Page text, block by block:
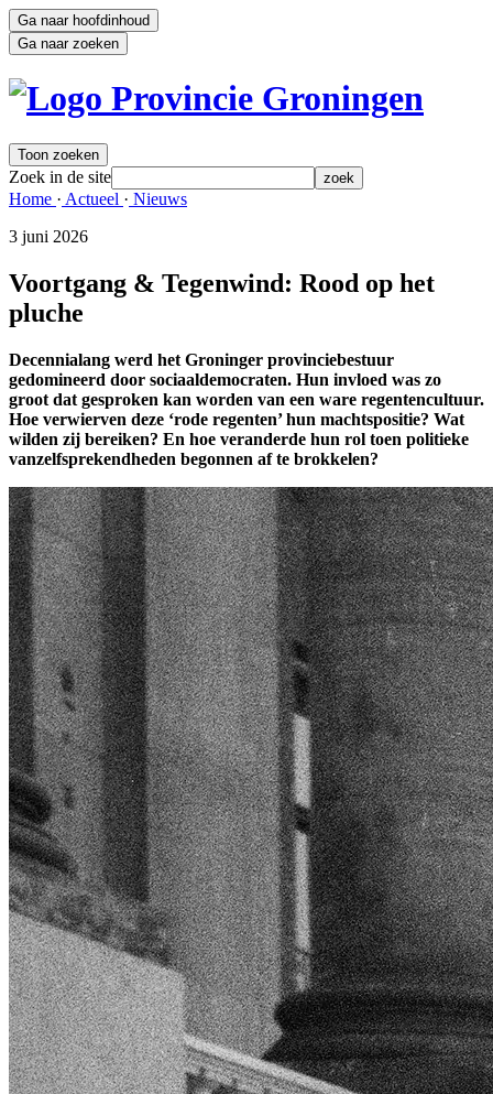
Ga naar hoofdinhoud
Ga naar zoeken
Toon zoeken
Zoek in de site zoek
Home · Actueel · Nieuws
3 juni 2026
Voortgang & Tegenwind: Rood op het
pluche
Decennialang werd het Groninger provinciebestuur
gedomineerd door sociaaldemocraten. Hun invloed was zo
groot dat gesproken kan worden van een ware regentencultuur.
Hoe verwierven deze ‘rode regenten’ hun machtspositie? Wat
wilden zij bereiken? En hoe veranderde hun rol toen politieke
vanzelfsprekendheden begonnen af te brokkelen?